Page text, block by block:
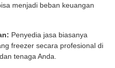
menjadi beban keuangan
Penyedia jasa biasanya
freezer secara profesional di
tenaga Anda.